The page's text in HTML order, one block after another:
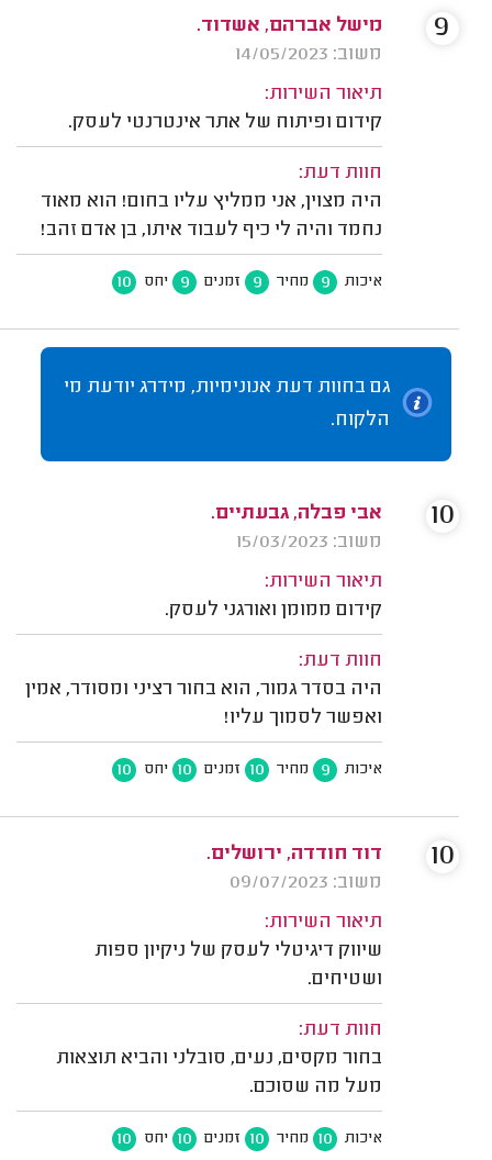
מישל אברהם, אשדוד.
משוב: 14/05/2023
תיאור השירות:
קידום ופיתוח של אתר אינטרנטי לעסק.
חוות דעת:
היה מצוין, אני ממליץ עליו בחום! הוא מאוד
נחמד והיה לי כיף לעבוד איתו, בן אדם זהב!
איכות 9 מחיר 9 זמנים 9 יחס 10
9
גם בחוות דעת אנונימיות, מידרג יודעת מי
הלקוח.
אבי פבלה, גבעתיים.
משוב: 15/03/2023
תיאור השירות:
קידום ממומן ואורגני לעסק.
חוות דעת:
היה בסדר גמור, הוא בחור רציני ומסודר, אמין
ואפשר לסמוך עליו!
איכות 9 מחיר 10 זמנים 10 יחס 10
10
דוד חודדה, ירושלים.
משוב: 09/07/2023
תיאור השירות:
שיווק דיגיטלי לעסק של ניקיון ספות
ושטיחים.
חוות דעת:
בחור מקסים, נעים, סובלני והביא תוצאות
מעל מה שסוכם.
איכות 10 מחיר 10 זמנים 10 יחס 10
10